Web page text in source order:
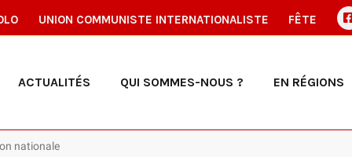
UNION COMMUNISTE INTERNATIONALISTE FÊTE
ACTUALITÉS QUI SOMMES-NOUS ? EN RÉGIONS
nationale